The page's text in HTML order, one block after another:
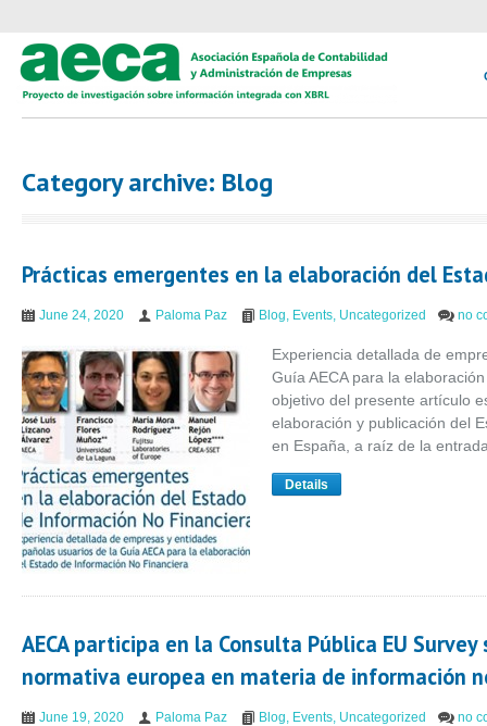
Category archive: Blog
Prácticas emergentes en la elaboración del
June 24, 2020 Paloma Paz Blog, Events, Uncategorized no
Experiencia detallada de
Guía AECA para la
objetivo del presente artículo
elaboración y publicación del
en España, a raíz de la
Details
AECA participa en la Consulta Pública EU
normativa europea en materia de información
June 19, 2020 Paloma Paz Blog, Events, Uncategorized no